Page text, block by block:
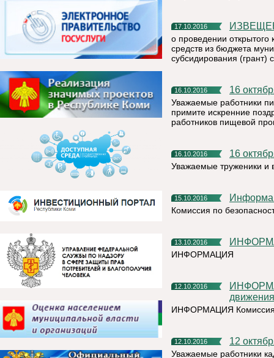
17.10.2016
о проведении открытого
средств из бюджета
субсидирования (грант)
16.10.2016 16
Уважаемые работники
примите искренние
работников пищевой
16.10.2016 16
Уважаемые труженики и
15.10.2016
Комиссия по
13.10.2016
ИНФОРМАЦИЯ
12.10.2016
ИНФОРМАЦИЯ Комиссиия по безопасности дорожного
ИНФОРМАЦИЯ Комиссия
12.10.2016 12
Уважаемые работники